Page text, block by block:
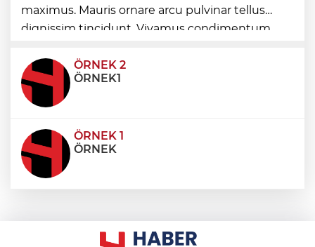
İstanbul İtfaiyesi’nden yangın riskine
karşı videolu uyarı
maximus. Mauris ornare arcu pulvinar tellus
dignissim tincidunt. Vivamus condimentum
condimentum eros et, faucibus sapien. Praese
ÖRNEK 2
ÖRNEK1
ÖRNEK 1
ÖRNEK